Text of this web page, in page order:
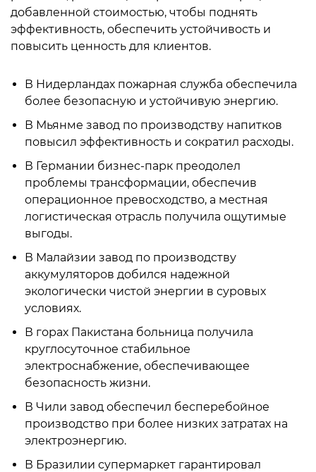
добавленной стоимостью, чтобы поднять
эффективность, обеспечить устойчивость и
повысить ценность для клиентов.
В Нидерландах пожарная служба обеспечила
более безопасную и устойчивую энергию.
В Мьянме завод по производству напитков
повысил эффективность и сократил расходы.
В Германии бизнес-парк преодолел
проблемы трансформации, обеспечив
операционное превосходство, а местная
логистическая отрасль получила ощутимые
выгоды.
В Малайзии завод по производству
аккумуляторов добился надежной
экологически чистой энергии в суровых
условиях.
В горах Пакистана больница получила
круглосуточное стабильное
электроснабжение, обеспечивающее
безопасность жизни.
В Чили завод обеспечил бесперебойное
производство при более низких затратах на
электроэнергию.
В Бразилии супермаркет гарантировал